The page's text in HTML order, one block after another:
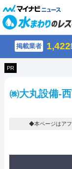
掲載業者 1,422
PR
㈱大丸設備-
◆本ページはアフ